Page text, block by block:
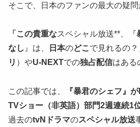
そこで、日本のファンの最大の疑問
「この貴重なスペシャル放送**、『
なし 』は、 日本のどこ で見れるの？
リ ）やU-NEXTでの独占配信はある
この記事では、 『暴君のシェフ』
TVショー（非英語）部門2週連続1
過去のtvNドラマのスペシャル放送